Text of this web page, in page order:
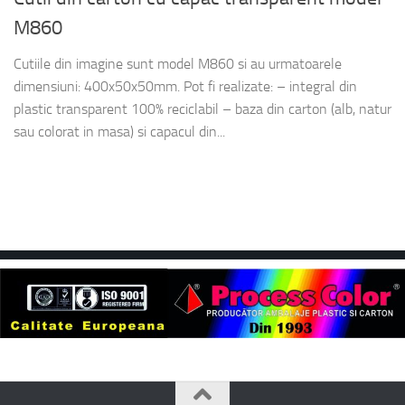
M860
Cutiile din imagine sunt model M860 si au urmatoarele
dimensiuni: 400x50x50mm. Pot fi realizate: – integral din
plastic transparent 100% reciclabil – baza din carton (alb, natur
sau colorat in masa) si capacul din...